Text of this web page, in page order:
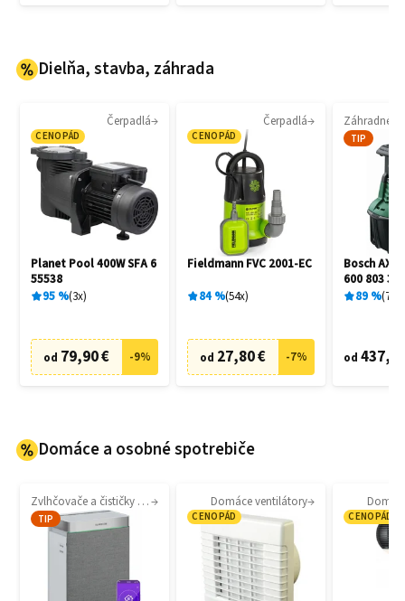
Dielňa, stavba, záhrada
Čerpadlá
CENOPÁD
Planet Pool 400W SFA 6
55538
95% 3x
od 79,90 € -9%
Čerpadlá
CENOPÁD
Fieldmann FVC 2001-EC
84% 54x
od 27,80 € -7%
TIP
Bosch AXT
600 803
89% 7
od
Domáce a osobné spotrebiče
Zvlhčovače a čističky vzduchu
TIP
Domáce ventilátory
CENOPÁD CENOPÁD